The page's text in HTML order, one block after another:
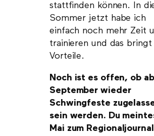
stattfinden können. In
Sommer jetzt habe ich
einfach noch mehr Zeit
trainieren und das bringt
Vorteile.
Noch ist es offen, ob ab
September wieder
Schwingfeste
sein werden. Du
Mai zum Regionaljournal